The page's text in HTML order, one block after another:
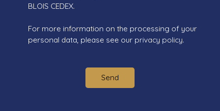
BLOIS CEDEX.
For more information on the processing of your
personal data, please see our privacy policy.
Send